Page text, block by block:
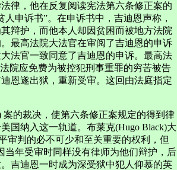
律，他在反复阅读宪法第六条修正案的
申诉书”。在申诉书中，吉迪恩声称，
辩护，而他本人却因贫困而被地方法院
最高法院大法官在审阅了吉迪恩的申诉
法官一致同意了吉迪恩的申诉。最高法
院应免费为被控犯刑事重罪的穷苦被告
恩遂出狱，重新受审。这回由法庭指定
案的裁决，使第六条修正案规定的得到律
国纳入这一轨道。布莱克(Hugo Black)大
审判的必不可少和至关重要的权利，但
当年受审时同样没有律师为他们辩护，后
吉迪恩一时成为深受狱中犯人仰慕的英